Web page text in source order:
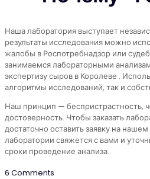
Наша лаборатория выступает
результаты исследования можно
жалобы в Роспотребнадзор или
занимаемся лабораторными
экспертизу сыров в Королеве .
алгоритмы исследований, так и
Наш принцип — беспристрастность,
достоверность. Чтобы заказать
достаточно оставить заявку на
лаборатории свяжется с вами и
сроки проведение анализа.
6 Comments